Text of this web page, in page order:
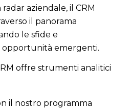
aziendale, il CRM
il panorama
le sfide e
opportunità emergenti.
offre strumenti analitici
il nostro programma